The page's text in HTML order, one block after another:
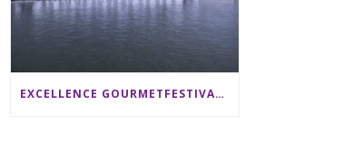
EXCELLENCE GOURMETFESTIVAL ´25: ZWEI STERNEKÖCHE ANTONIO GUIDA & DARIO MORESCO VERWÖHNEN IHRE GÄSTE AUF EINER LUXERIÖSEN SCHIFFSREISE